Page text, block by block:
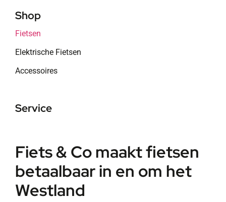
Shop
Fietsen
Elektrische Fietsen
Accessoires
Service
Fiets & Co maakt fietsen
betaalbaar in en om het
Westland